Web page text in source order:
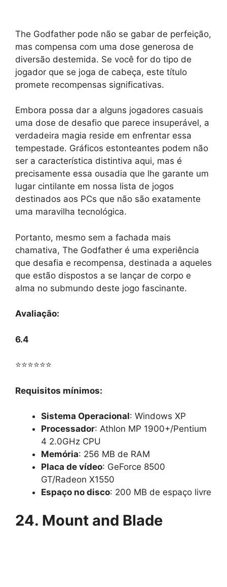
The Godfather pode não se gabar de perfeição,
mas compensa com uma dose generosa de
diversão destemida. Se você for do tipo de
jogador que se joga de cabeça, este título
promete recompensas significativas.
Embora possa dar a alguns jogadores casuais
uma dose de desafio que parece insuperável, a
verdadeira magia reside em enfrentar essa
tempestade. Gráficos estonteantes podem não
ser a característica distintiva aqui, mas é
precisamente essa ousadia que lhe garante um
lugar cintilante em nossa lista de jogos
destinados aos PCs que não são exatamente
uma maravilha tecnológica.
Portanto, mesmo sem a fachada mais
chamativa, The Godfather é uma experiência
que desafia e recompensa, destinada a aqueles
que estão dispostos a se lançar de corpo e
alma no submundo deste jogo fascinante.
Avaliação:
6.4
⭐⭐⭐⭐⭐⭐
Requisitos mínimos:
Sistema Operacional: Windows XP
Processador: Athlon MP 1900+/Pentium
4 2.0GHz CPU
Memória: 256 MB de RAM
Placa de vídeo: GeForce 8500
GT/Radeon X1550
Espaço no disco: 200 MB de espaço livre
24. Mount and Blade